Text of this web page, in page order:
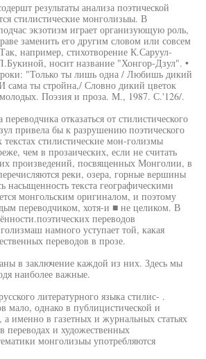
результаты анализа поэтической
стилистические монголизыы. В
экзотизм играет организующую роль,
заменить его другим словом или совсем
например, стихотворение К.Саруул-
носит название "Хонгор-Дзул". •
"Только ты лишь одна / Любишь дикий
сама ты стройна,/ Словно дикий цветок
Поэзия и проза. М., 1987. С.'126/.
отказаться от стилистического
привела бы к разрушению поэтического
текстах стилистические мон-голизмы
чем в прозаических, если не считать
произведений, посвященных Монголии, в
реки, озера, горные вершины
насыщенность текста географическими
монгольским оригиналом, и поэтому
переводчиком, хотя-и ■ не целиком. В
переводов
намного уступает той, какая
переводов в прозе.
в заключение каждой из них. Здесь мы
наиболее важные.
литературного языка стилис- .
мало, однако в публицистической и
а именно в газетных и журнальных статьях
переводах и художественных
монголизыы употребляются